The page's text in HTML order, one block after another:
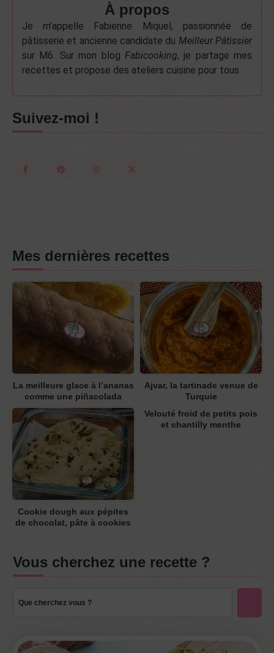
À propos
Je m’appelle Fabienne Miquel, passionnée de
pâtisserie et ancienne candidate du Meilleur Pâtissier
sur M6. Sur mon blog Fabicooking, je partage mes
recettes et propose des ateliers cuisine pour tous.
Suivez-moi !
Mes dernières recettes
La meilleure glace à l’ananas
comme une piñacolada
Ajvar, la tartinade venue de
Turquie
Cookie dough aux pépites
de chocolat, pâte à cookies
Velouté froid de petits pois
et chantilly menthe
Vous cherchez une recette ?